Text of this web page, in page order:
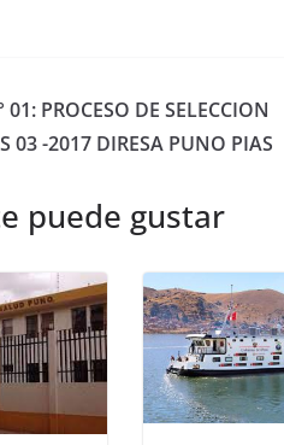
PROCESO DE SELECCION
03 -2017 DIRESA PUNO PIAS
puede gustar